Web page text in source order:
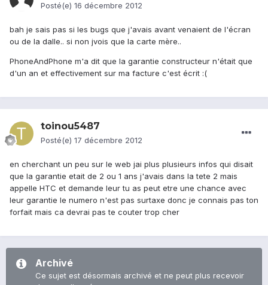
Posté(e) 16 décembre 2012
bah je sais pas si les bugs que j'avais avant venaient de l'écran
ou de la dalle.. si non jvois que la carte mère..
PhoneAndPhone m'a dit que la garantie constructeur n'était que
d'un an et effectivement sur ma facture c'est écrit :(
toinou5487
Posté(e) 17 décembre 2012
en cherchant un peu sur le web jai plus plusieurs infos qui disait
que la garantie etait de 2 ou 1 ans j'avais dans la tete 2 mais
appelle HTC et demande leur tu as peut etre une chance avec
leur garantie le numero n'est pas surtaxe donc je connais pas ton
forfait mais ca devrai pas te couter trop cher
Archivé
Ce sujet est désormais archivé et ne peut plus recevoir